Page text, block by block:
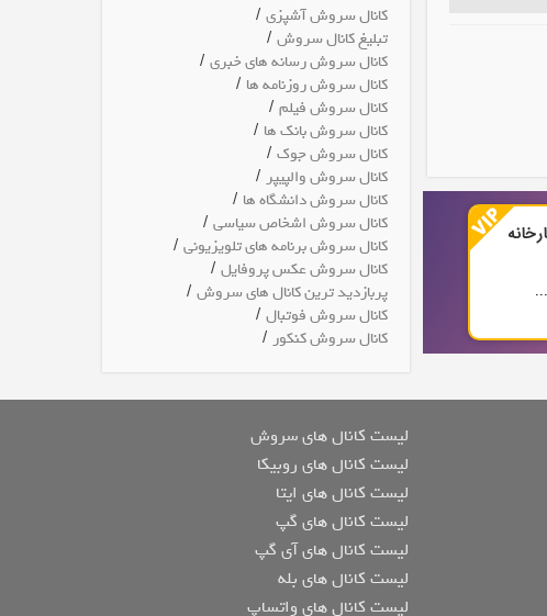
کانال سروش آشپزی/
تبلیغ کانال سروش/
کانال سروش رسانه های خبری/
کانال سروش روزنامه ها /
کانال سروش فیلم/
کانال سروش بانک ها /
کانال سروش جوک/
کانال سروش والپیپر/
کانال سروش دانشگاه ها /
کانال سروش اشخاص سیاسی/
کانال سروش برنامه های تلویزیونی/
کانال سروش عکس پروفایل/
پربازدید ترین کانال های سروش/
کانال سروش فوتبال/
کانال سروش کنکور/
لیست کانال های سروش
لیست کانال های روبیکا
لیست کانال های ایتا
لیست کانال های گپ
لیست کانال های آی گپ
لیست کانال های بله
لیست کانال های واتساپ